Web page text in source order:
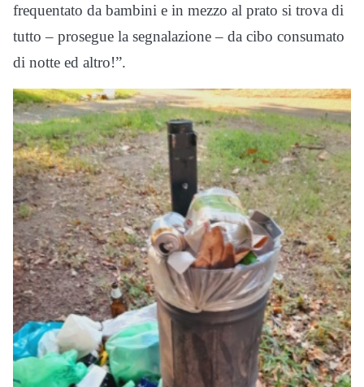
frequentato da bambini e in mezzo al prato si trova di
tutto – prosegue la segnalazione – da cibo consumato
di notte ed altro!”.